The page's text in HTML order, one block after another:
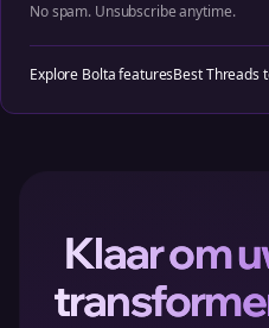
No spam. Unsubscribe anytime.
Explore Bolta featuresBest Threads
Klaar om